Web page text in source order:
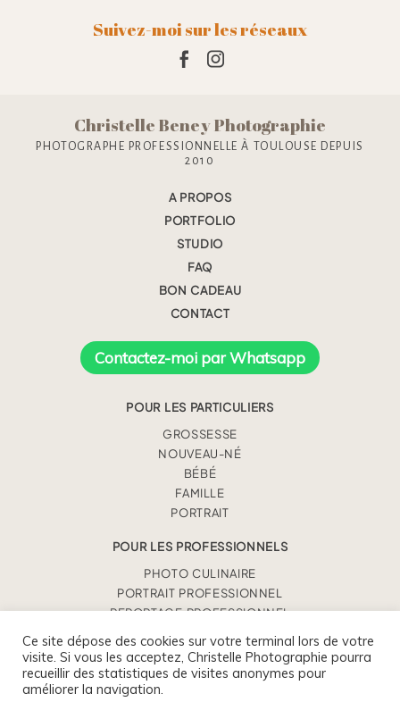
Suivez-moi sur les réseaux
Christelle Beney Photographie
PHOTOGRAPHE PROFESSIONNELLE À TOULOUSE DEPUIS
2010
A PROPOS
PORTFOLIO
STUDIO
FAQ
BON CADEAU
CONTACT
Contactez-moi par Whatsapp
POUR LES PARTICULIERS
GROSSESSE
NOUVEAU-NÉ
BÉBÉ
FAMILLE
PORTRAIT
POUR LES PROFESSIONNELS
PHOTO CULINAIRE
PORTRAIT PROFESSIONNEL
REPORTAGE PROFESSIONNEL
CHRISTELLE BENEY
0675930363 / CONTACT@CHRISTELLEPHOTOGRAPHIE.FR
Ce site dépose des cookies sur votre terminal lors de votre
visite. Si vous les acceptez, Christelle Photographie pourra
recueillir des statistiques de visites anonymes pour
améliorer la navigation.